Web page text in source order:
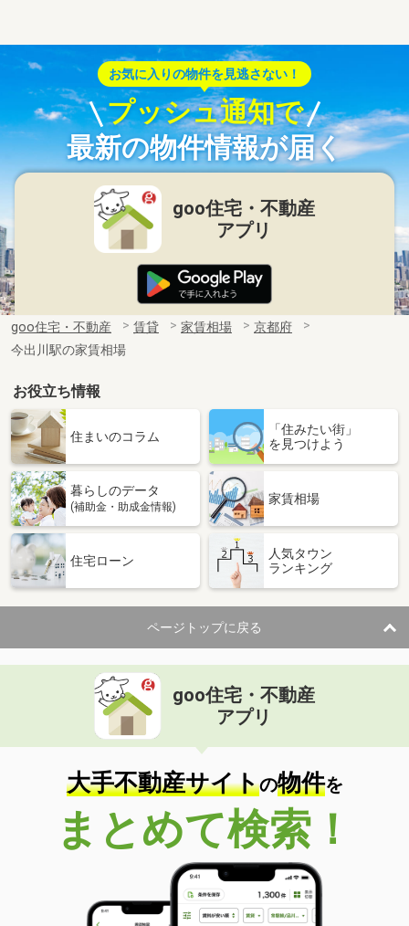
お気に入りの物件を見逃さない！
プッシュ通知で
最新の物件情報が届く
goo住宅・不動産
アプリ
goo住宅・不動産 賃貸 家賃相場
京都府
今出川駅の家賃相場
お役立ち情報
住まいのコラム
「住みたい街」
を見つけよう
暮らしのデータ
(補助金・助成金情報)
家賃相場
住宅ローン
人気タウン
ランキング
ページトップに戻る
goo住宅・不動産
アプリ
大手不動産サイトの物件を
まとめて検索！